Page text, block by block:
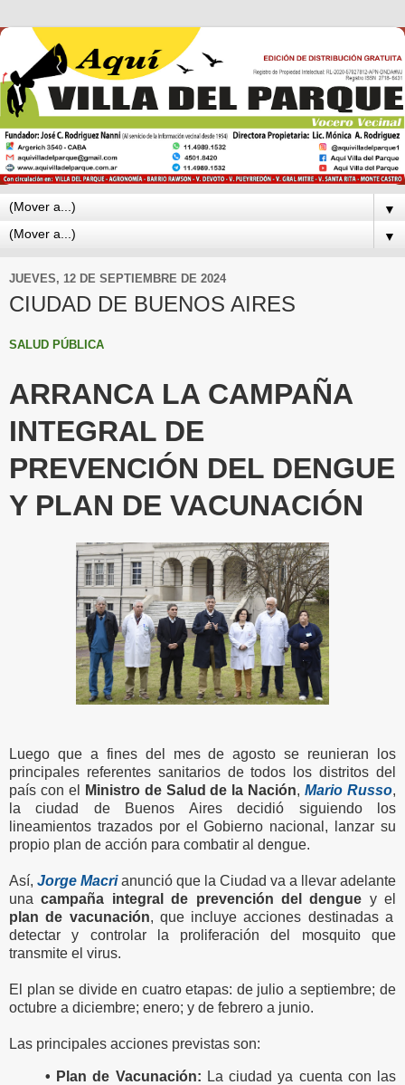
▼
▼
JUEVES, 12 DE SEPTIEMBRE DE 2024
CIUDAD DE BUENOS AIRES
SALUD PÚBLICA
ARRANCA LA CAMPAÑA
INTEGRAL DE
PREVENCIÓN DEL DENGUE
Y PLAN DE VACUNACIÓN
Luego que a fines del mes de agosto se reunieran los
principales referentes sanitarios de todos los distritos del
país con el
Ministro de Salud de la Nación,Mario Russo,
la ciudad de Buenos Aires decidió siguiendo los
lineamientos trazados por el Gobierno nacional, lanzar su
propio plan de acción para combatir al dengue.
Así, Jorge Macrianunció que la Ciudad va a llevar adelante
unacampaña integral de prevención del dengue y el
plan de vacunación, que incluye acciones destinadas a
detectar y controlar la proliferación del mosquito que
transmite el virus.
El plan se divide en cuatro etapas: de julio a septiembre; de
octubre a diciembre; enero; y de febrero a junio.
Las principales acciones previstas son:
• Plan de Vacunación: La ciudad ya cuenta con las